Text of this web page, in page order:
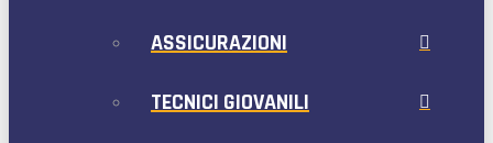
ASSICURAZIONI
TECNICI GIOVANILI